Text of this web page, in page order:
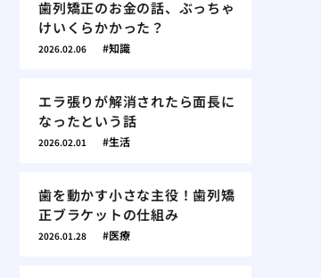
歯列矯正のお金の話、ぶっちゃ
けいくらかかった？
2026.02.06 知識
エラ張りが解消されたら面長に
なったという話
2026.02.01 生活
歯を動かす小さな主役！歯列矯
正ブラケットの仕組み
2026.01.28 医療